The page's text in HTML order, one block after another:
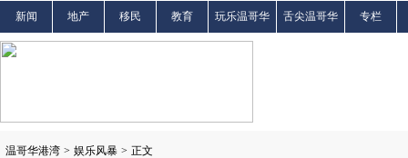
新闻 地产 移民 教育 玩乐温哥华 舌尖温哥华 专栏
温哥华港湾 > 娱乐风暴 > 正文